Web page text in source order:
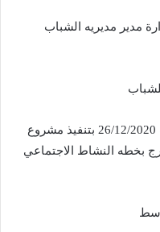
مدير مديريه الشباب
قام مركز شباب الخالدين اليوم السبت 26/12/2020 بتنفيذ مشروع
بخطه النشاط الاجتماعي